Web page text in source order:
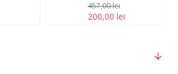
200,00 lei
457,00 lei